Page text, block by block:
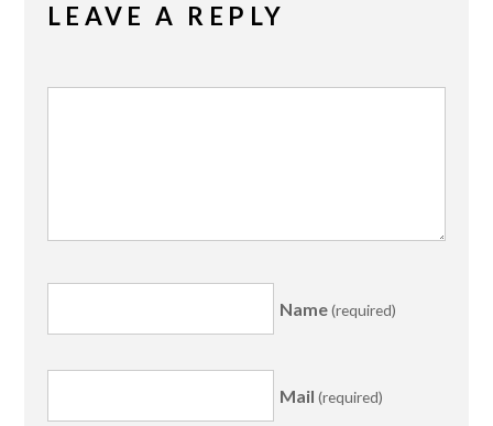
LEAVE A REPLY
Name(required)
Mail (required)